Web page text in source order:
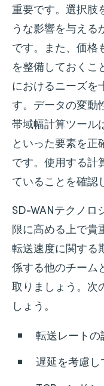
重要です。選択肢
うな影響を与える
です。また、価格
を整備しておくこ
におけるニーズを
す。データの変動
帯域幅計算ツール
といった要素を正
です。使用する計
ていることを確認
SD-WANテクノロ
限に高める上で貴
転送速度に関する
係する他のチーム
取りましょう。次
しょう。
転送レートの
遅延を考慮し